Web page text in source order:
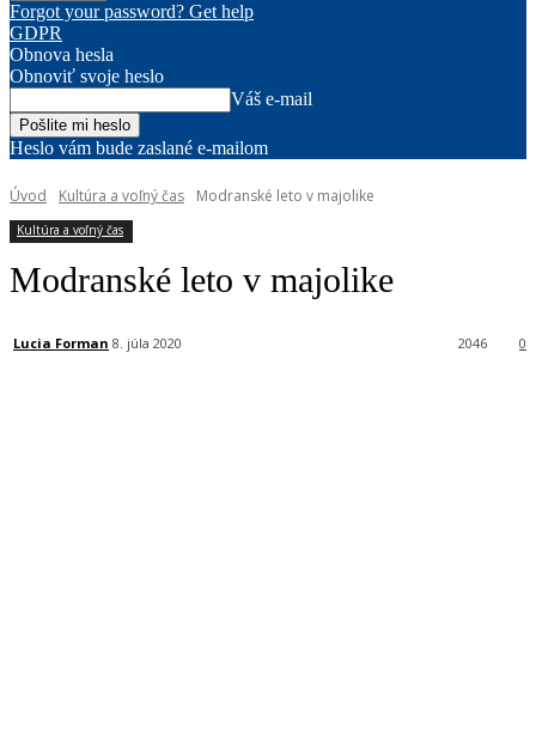
Forgot your password? Get help
GDPR
Obnova hesla
Obnoviť svoje heslo
Váš e-mail
Heslo vám bude zaslané e-mailom
Úvod Kultúra a voľný čas Modranské leto v majolike
Kultúra a voľný čas
Modranské leto v majolike
Lucia Forman 8. júla 2020 0
2046